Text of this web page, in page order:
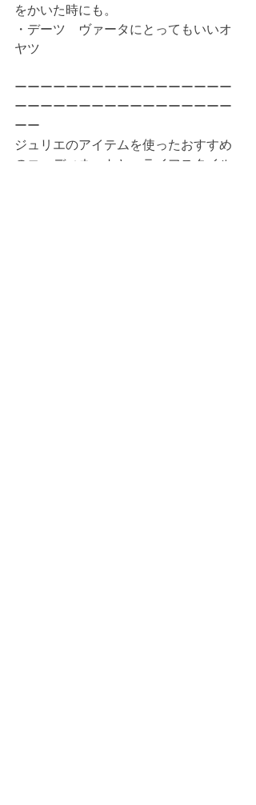
をかいた時にも。
・デーツ　ヴァータにとってもいいオ
ヤツ
ーーーーーーーーーーーーーーーーー
ーーーーーーーーーーーーーーーーー
ーー
ジュリエのアイテムを使ったおすすめ
のコーディネートと、ライフスタイル